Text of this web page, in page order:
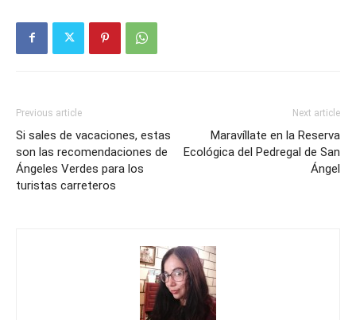
Previous article
Si sales de vacaciones, estas
son las recomendaciones de
Ángeles Verdes para los
turistas carreteros
Next article
Maravíllate en la Reserva
Ecológica del Pedregal de San
Ángel